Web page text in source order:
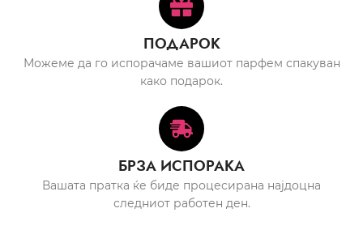
ПОДАРОК
Можеме да го испорачаме вашиот парфем спакуван
како подарок.
БРЗА ИСПОРАКА
Вашата пратка ќе биде процесирана најдоцна
следниот работен ден.